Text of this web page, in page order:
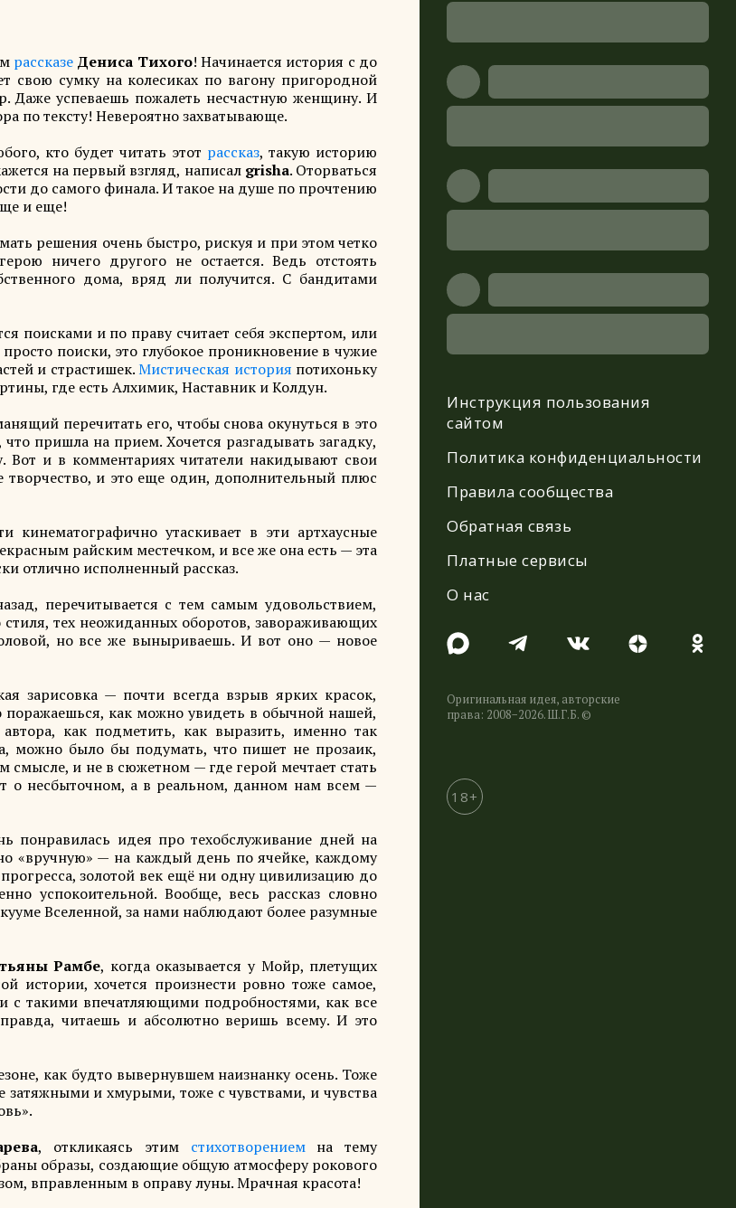
Инструкция пользования
сайтом
Политика конфиденциальности
Правила сообщества
Обратная связь
Платные сервисы
О нас
Оригинальная идея, авторские
права: 2008−2026. Ш.Г.Б. ©
18+
рассказе Дениса Тихого! Начинается история с до
свою сумку на колесиках по вагону пригородной
Даже успеваешь пожалеть несчастную женщину. И
по тексту! Невероятно захватывающе.
кто будет читать этот рассказ, такую историю
на первый взгляд, написал grisha. Оторваться
до самого финала. И такое на душе по прочтению
и еще!
решения очень быстро, рискуя и при этом четко
герою ничего другого не остается. Ведь отстоять
дома, вряд ли получится. С бандитами
поисками и по праву считает себя экспертом, или
поиски, это глубокое проникновение в чужие
и страстишек.Мистическая история потихоньку
где есть Алхимик, Наставник и Колдун.
перечитать его, чтобы снова окунуться в это
пришла на прием. Хочется разгадывать загадку,
и в комментариях читатели накидывают свои
творчество, и это еще один, дополнительный плюс
кинематографично утаскивает в эти артхаусные
райским местечком, и все же она есть — эта
отлично исполненный рассказ.
перечитывается с тем самым удовольствием,
тех неожиданных оборотов, завораживающих
но все же выныриваешь. И вот оно — новое
зарисовка — почти всегда взрыв ярких красок,
как можно увидеть в обычной нашей,
как подметить, как выразить, именно так
можно было бы подумать, что пишет не прозаик,
смысле, и не в сюжетном — где герой мечтает стать
о несбыточном, а в реальном, данном нам всем —
понравилась идея про техобслуживание дней на
«вручную» — на каждый день по ячейке, каждому
золотой век ещё ни одну цивилизацию до
успокоительной. Вообще, весь рассказ словно
Вселенной, за нами наблюдают более разумные
Рамбе, когда оказывается у Мойр, плетущих
истории, хочется произнести ровно тоже самое,
с такими впечатляющими подробностями, как все
читаешь и абсолютно веришь всему. И это
как будто вывернувшем наизнанку осень. Тоже
и хмурыми, тоже с чувствами, и чувства
, откликаясь этим стихотворениемна тему
образы, создающие общую атмосферу рокового
вправленным в оправу луны. Мрачная красота!